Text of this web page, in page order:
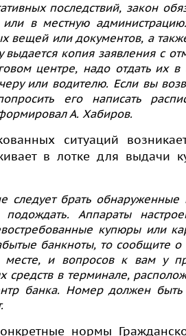
последствий, закон
в местную администрацию.
вещей или документов, а
выдается копия заявления с
центре, надо отдать их
или водителю. Если вы
его написать
А. Хабиров.
ситуаций
в лотке для выдачи
следует брать
подождать. Аппараты
купюры или
банкноты, то сообщите
месте, и вопросов к вам у
средств в терминале,
банка. Номер должен быть
нормы